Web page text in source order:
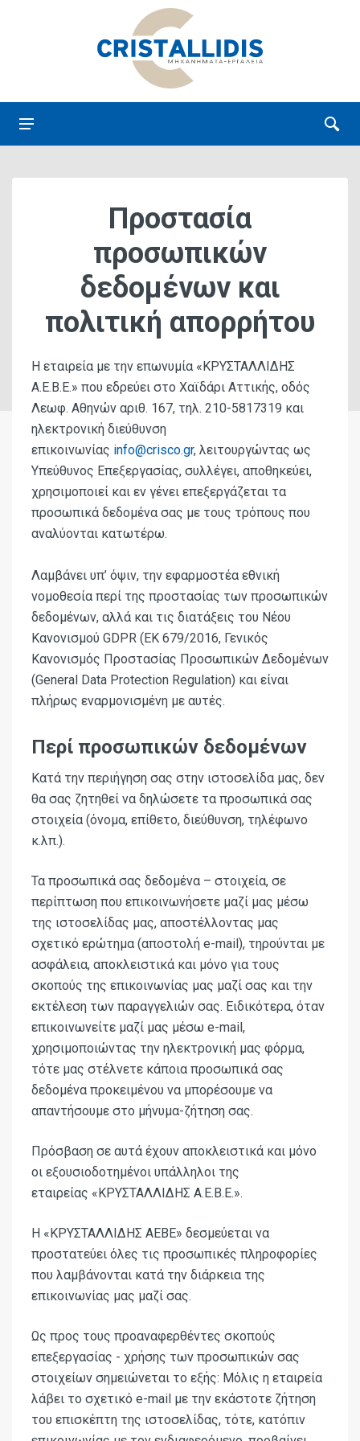
Προστασία
προσωπικών
δεδομένων και
πολιτική απορρήτου
Η εταιρεία με την επωνυμία «ΚΡΥΣΤΑΛΛΙΔΗΣ
Α.Ε.Β.Ε.» που εδρεύει στο Χαϊδάρι Αττικής, οδός
Λεωφ. Αθηνών αριθ. 167, τηλ. 210-5817319 και
ηλεκτρονική διεύθυνση
επικοινωνίας info@crisco.gr, λειτουργώντας ως
Υπεύθυνος Επεξεργασίας, συλλέγει, αποθηκεύει,
χρησιμοποιεί και εν γένει επεξεργάζεται τα
προσωπικά δεδομένα σας με τους τρόπους που
αναλύονται κατωτέρω.
Λαμβάνει υπ’ όψιν, την εφαρμοστέα εθνική
νομοθεσία περί της προστασίας των προσωπικών
δεδομένων, αλλά και τις διατάξεις του Νέου
Κανονισμού GDPR (EK 679/2016, Γενικός
Κανονισμός Πρoστασίας Προσωπικών Δεδομένων
(General Data Protection Regulation) και είναι
πλήρως εναρμονισμένη με αυτές.
Περί προσωπικών δεδομένων
Κατά την περιήγηση σας στην ιστοσελίδα μας, δεν
θα σας ζητηθεί να δηλώσετε τα προσωπικά σας
στοιχεία (όνομα, επίθετο, διεύθυνση, τηλέφωνο
κ.λπ.).
Τα προσωπικά σας δεδομένα – στοιχεία, σε
περίπτωση που επικοινωνήσετε μαζί μας μέσω
της ιστοσελίδας μας, αποστέλλοντας μας
σχετικό ερώτημα (αποστολή e-mail), τηρούνται με
ασφάλεια, αποκλειστικά και μόνο για τους
σκοπούς της επικοινωνίας μας μαζί σας και την
εκτέλεση των παραγγελιών σας. Ειδικότερα, όταν
επικοινωνείτε μαζί μας μέσω e-mail,
χρησιμοποιώντας την ηλεκτρονική μας φόρμα,
τότε μας στέλνετε κάποια προσωπικά σας
δεδομένα προκειμένου να μπορέσουμε να
απαντήσουμε στο μήνυμα-ζήτηση σας.
Πρόσβαση σε αυτά έχουν αποκλειστικά και μόνο
οι εξουσιοδοτημένοι υπάλληλοι της
εταιρείας «ΚΡΥΣΤΑΛΛΙΔΗΣ Α.Ε.Β.Ε.».
Η «ΚΡΥΣΤΑΛΛΙΔΗΣ ΑΕΒΕ» δεσμεύεται να
προστατεύει όλες τις προσωπικές πληροφορίες
που λαμβάνονται κατά την διάρκεια της
επικοινωνίας μας μαζί σας.
Ως προς τους προαναφερθέντες σκοπούς
επεξεργασίας - χρήσης των προσωπικών σας
στοιχείων σημειώνεται το εξής: Μόλις η εταιρεία
λάβει το σχετικό e-mail με την εκάστοτε ζήτηση
του επισκέπτη της ιστοσελίδας, τότε, κατόπιν